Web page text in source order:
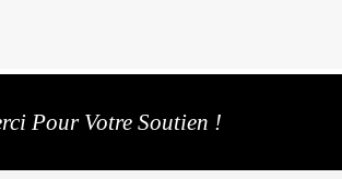
Pour Votre Soutien !